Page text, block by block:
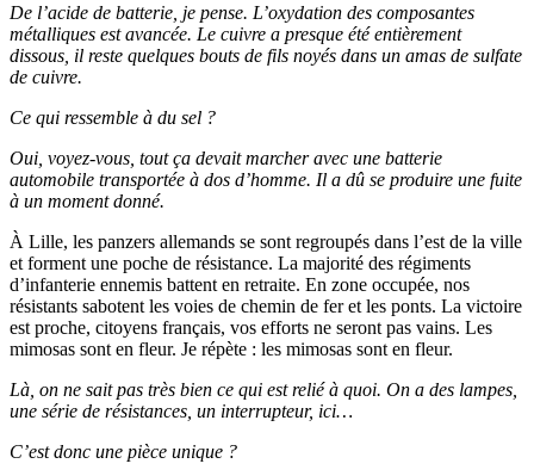
De l’acide de batterie, je pense. L’oxydation des composantes
métalliques est avancée. Le cuivre a presque été entièrement
dissous, il reste quelques bouts de fils noyés dans un amas de sulfate
de cuivre.
Ce qui ressemble à du sel ?
Oui, voyez-vous, tout ça devait marcher avec une batterie
automobile transportée à dos d’homme. Il a dû se produire une fuite
à un moment donné.
À Lille, les panzers allemands se sont regroupés dans l’est de la ville
et forment une poche de résistance. La majorité des régiments
d’infanterie ennemis battent en retraite. En zone occupée, nos
résistants sabotent les voies de chemin de fer et les ponts. La victoire
est proche, citoyens français, vos efforts ne seront pas vains. Les
mimosas sont en fleur. Je répète : les mimosas sont en fleur.
Là, on ne sait pas très bien ce qui est relié à quoi. On a des lampes,
une série de résistances, un interrupteur, ici…
C’est donc une pièce unique ?